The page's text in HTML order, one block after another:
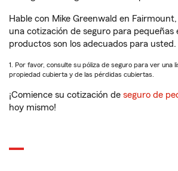
Hable con Mike Greenwald en
una cotización de seguro para pequeñas
productos son los adecuados para usted.
1. Por favor, consulte su póliza de seguro para ver una
propiedad cubierta y de las pérdidas cubiertas.
¡Comience su cotización de seguro de
hoy mismo!